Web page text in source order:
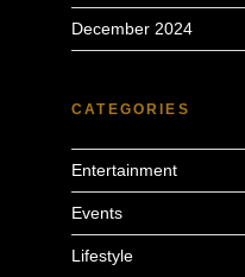
December 2024
CATEGORIES
Entertainment
Events
Lifestyle